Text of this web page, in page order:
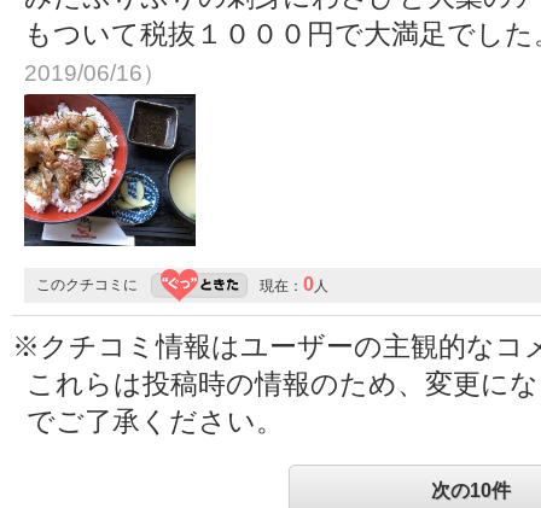
もついて税抜１０００円で大満足でし
2019/06/16）
このクチコミに 現在： 0人
※クチコミ情報はユーザーの主観的なコ
これらは投稿時の情報のため、変更に
でご了承ください。
次の10件